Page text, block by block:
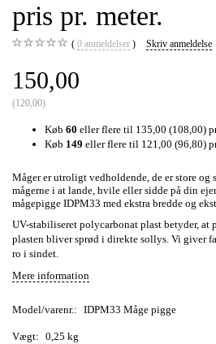
pris pr. meter.
0 anmeldelser Skriv anmeldelse
150,00
(120,00)
Køb 60 eller flere til 135,00 (108,00)
Køb 149 eller flere til 121,00 (96,80)
Måger er utroligt vedholdende, de er store
mågerne i at lande, hvile eller sidde på din
mågepigge IDPM33 med ekstra bredde og
UV-stabiliseret polycarbonat plast betyder, at
plasten bliver sprød i direkte sollys. Vi giver
ro i sindet.
Mere information
Model/varenr.: IDPM33 Måge pigge
Vægt: 0,25 kg